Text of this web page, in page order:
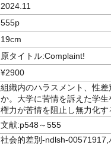
2024.11
555p
19cm
原タイトル:Complaint!
¥2900
組織内のハラスメント、性
か。大学に苦情を訴えた学
権力が苦情を阻止し無力化す
文献:p548～555
社会的差別-ndlsh-